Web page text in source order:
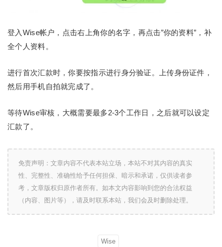
登入Wise帐户，点击右上角你的名字，再点击”你的资料”，补
全个人资料。
进行首次汇款时，你要按指示进行身分验证。上传身份证件，
然后用手机自拍就完成了。
等待Wise审核，大概需要最多2-3个工作日，之后就可以设定
汇款了。
免责声明：文章内容不代表本站立场，本站不对其内容的真实
性、完整性、准确性给予任何担保、暗示和承诺，仅供读者参
考，文章版权归原作者所有。如本文内容影响到您的合法权益
（内容、图片等），请及时联系本站，我们会及时删除处理。
Wise